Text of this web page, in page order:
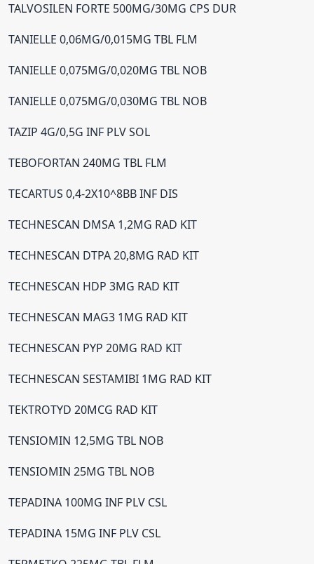
TALVOSILEN FORTE 500MG/30MG CPS DUR
TANIELLE 0,06MG/0,015MG TBL FLM
TANIELLE 0,075MG/0,020MG TBL NOB
TANIELLE 0,075MG/0,030MG TBL NOB
TAZIP 4G/0,5G INF PLV SOL
TEBOFORTAN 240MG TBL FLM
TECARTUS 0,4-2X10^8BB INF DIS
TECHNESCAN DMSA 1,2MG RAD KIT
TECHNESCAN DTPA 20,8MG RAD KIT
TECHNESCAN HDP 3MG RAD KIT
TECHNESCAN MAG3 1MG RAD KIT
TECHNESCAN PYP 20MG RAD KIT
TECHNESCAN SESTAMIBI 1MG RAD KIT
TEKTROTYD 20MCG RAD KIT
TENSIOMIN 12,5MG TBL NOB
TENSIOMIN 25MG TBL NOB
TEPADINA 100MG INF PLV CSL
TEPADINA 15MG INF PLV CSL